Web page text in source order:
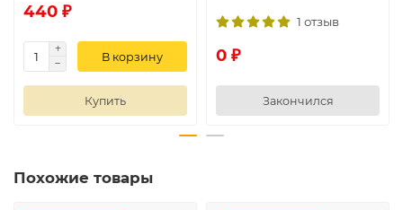
440 ₽
В корзину
Купить
1 отзыв
0 ₽
Закончился
Похожие товары